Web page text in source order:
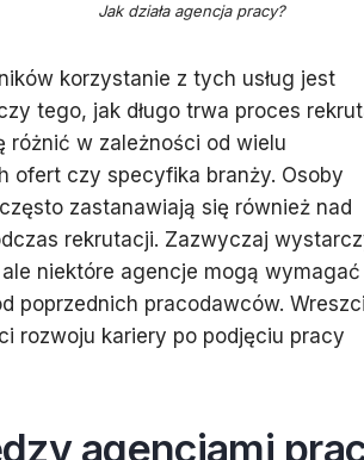
Jak działa agencja pracy?
korzystanie z tych usług jest
tego, jak długo trwa proces
różnić w zależności od wielu
ofert czy specyfika branży. Osoby
zastanawiają się również nad
rekrutacji. Zazwyczaj
niektóre agencje mogą wymagać
poprzednich pracodawców.
rozwoju kariery po podjęciu pracy
agencjami